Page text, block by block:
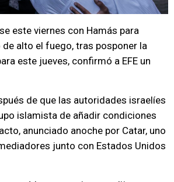
este viernes con Hamás para
de alto el fuego, tras posponer la
este jueves, confirmó a EFE un
de que las autoridades israelíes
islamista de añadir condiciones
anunciado anoche por Catar, uno
junto con Estados Unidos